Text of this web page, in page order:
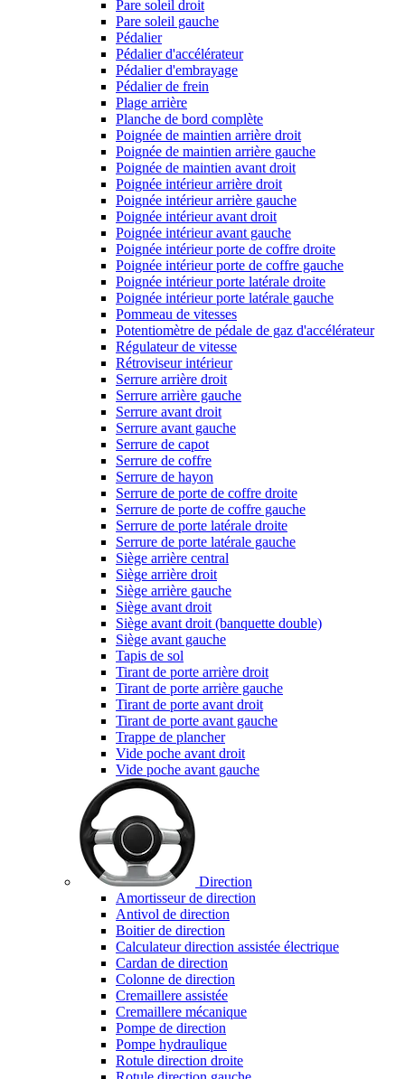
Pare soleil droit
Pare soleil gauche
Pédalier
Pédalier d'accélérateur
Pédalier d'embrayage
Pédalier de frein
Plage arrière
Planche de bord complète
Poignée de maintien arrière droit
Poignée de maintien arrière gauche
Poignée de maintien avant droit
Poignée intérieur arrière droit
Poignée intérieur arrière gauche
Poignée intérieur avant droit
Poignée intérieur avant gauche
Poignée intérieur porte de coffre droite
Poignée intérieur porte de coffre gauche
Poignée intérieur porte latérale droite
Poignée intérieur porte latérale gauche
Pommeau de vitesses
Potentiomètre de pédale de gaz d'accélérateur
Régulateur de vitesse
Rétroviseur intérieur
Serrure arrière droit
Serrure arrière gauche
Serrure avant droit
Serrure avant gauche
Serrure de capot
Serrure de coffre
Serrure de hayon
Serrure de porte de coffre droite
Serrure de porte de coffre gauche
Serrure de porte latérale droite
Serrure de porte latérale gauche
Siège arrière central
Siège arrière droit
Siège arrière gauche
Siège avant droit
Siège avant droit (banquette double)
Siège avant gauche
Tapis de sol
Tirant de porte arrière droit
Tirant de porte arrière gauche
Tirant de porte avant droit
Tirant de porte avant gauche
Trappe de plancher
Vide poche avant droit
Vide poche avant gauche
Direction
Amortisseur de direction
Antivol de direction
Boitier de direction
Calculateur direction assistée électrique
Cardan de direction
Colonne de direction
Cremaillere assistée
Cremaillere mécanique
Pompe de direction
Pompe hydraulique
Rotule direction droite